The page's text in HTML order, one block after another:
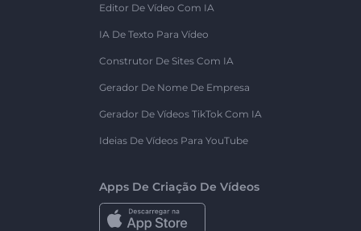
Editor De Vídeo Com IA
IA De Texto Para Vídeo
Construtor De Sites Com IA
Gerador De Nome De Empresa
Gerador De Vídeos TikTok Com IA
Ideias De Vídeos Para YouTube
Apps De Criação De Vídeos